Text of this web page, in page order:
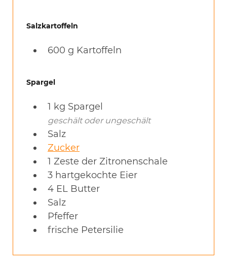
Salzkartoffeln
600 g Kartoffeln
Spargel
1 kg Spargel
geschält oder ungeschält
Salz
Zucker
1 Zeste der Zitronenschale
3 hartgekochte Eier
4 EL Butter
Salz
Pfeffer
frische Petersilie